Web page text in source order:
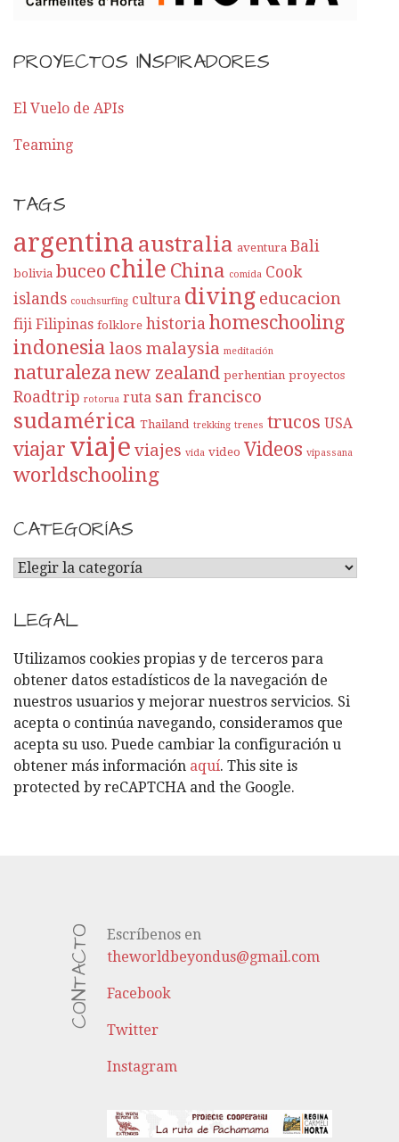
PROYECTOS INSPIRADORES
El Vuelo de APIs
Teaming
TAGS
argentina australia aventura Bali
bolivia buceo chile China comida Cook
islands couchsurfing cultura diving educacion
fiji Filipinas folklore historia homeschooling
indonesia laos malaysia meditación
naturalezanew zealand perhentian proyectos
Roadtrip rotorua ruta san francisco
sudamérica Thailand trekking trenes trucos USA
viajar viaje viajes vida video Videos vipassana
worldschooling
CATEGORÍAS
C
T
E
G
O
R
Í
A
S
LEGAL
Utilizamos cookies propias y de terceros para
obtener datos estadísticos de la navegación de
nuestros usuarios y mejorar nuestros servicios. Si
acepta o continúa navegando, consideramos que
acepta su uso. Puede cambiar la configuración u
obtener más información aquí. This site is
protected by reCAPTCHA and the Google.
CONTACTO
Escríbenos en
theworldbeyondus@gmail.com
Facebook
Twitter
Instagram